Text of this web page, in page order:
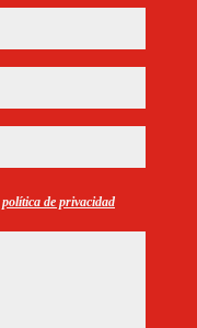
política de privacidad